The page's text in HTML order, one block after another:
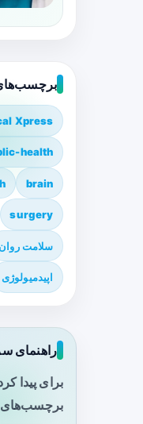
برچسب‌های
Xpress
health
brain
surgery
سلامت روان
اپیدمیولوژی
راهنمای
برای پیدا
برچسب‌های